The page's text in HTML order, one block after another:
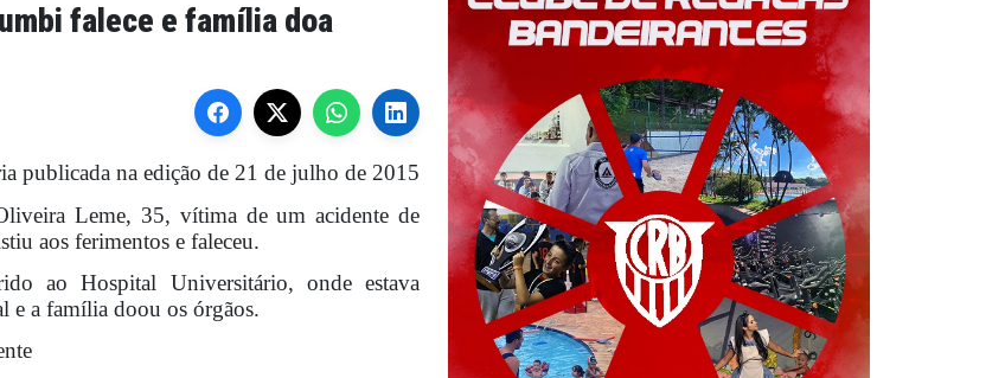
falece e família doa
publicada na edição de 21 de julho de 2015
Leme, 35, vítima de um acidente de
aos ferimentos e faleceu.
ao Hospital Universitário, onde estava
e a família doou os órgãos.